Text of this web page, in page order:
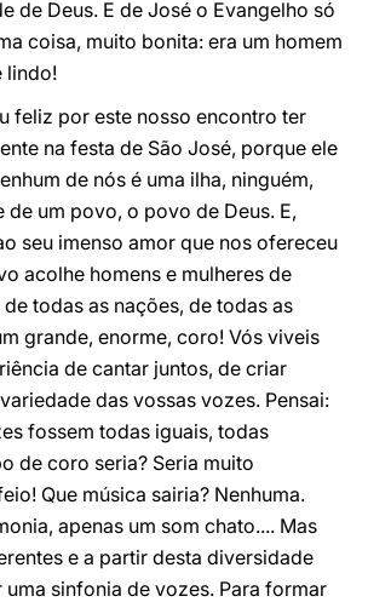
de Deus. E de José o Evangelho só
coisa, muito bonita: era um homem
lindo!
feliz por este nosso encontro ter
na festa de São José, porque ele
de nós é uma ilha, ninguém,
de um povo, o povo de Deus. E,
seu imenso amor que nos ofereceu
acolhe homens e mulheres de
todas as nações, de todas as
grande, enorme, coro! Vós viveis
de cantar juntos, de criar
das vossas vozes. Pensai:
fossem todas iguais, todas
de coro seria? Seria muito
Que música sairia? Nenhuma.
apenas um som chato.... Mas
e a partir desta diversidade
sinfonia de vozes. Para formar